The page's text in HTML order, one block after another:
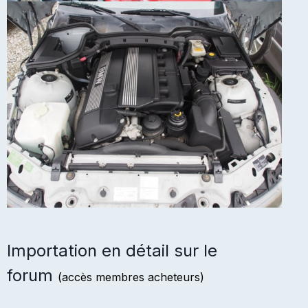
Importation en détail sur le
forum (accès membres acheteurs)